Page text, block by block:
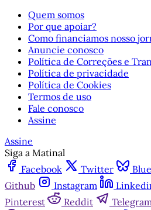
Quem somos
Por que apoiar?
Como financiamos nosso
Anuncie conosco
Política de Correções e
Política de privacidade
Política de Cookies
Termos de uso
Fale conosco
Assine
Assine
Siga a Matinal
Facebook
Twitter
Github
Instagram
Pinterest
Reddit Telegram